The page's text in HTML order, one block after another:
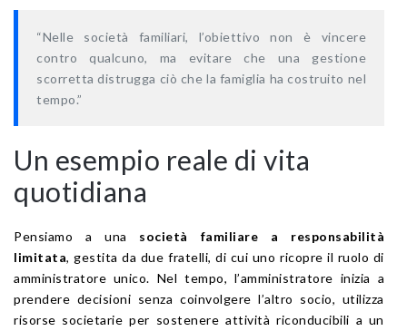
“Nelle società familiari, l’obiettivo non è vincere
contro qualcuno, ma evitare che una gestione
scorretta distrugga ciò che la famiglia ha costruito nel
tempo.”
Un esempio reale di vita
quotidiana
Pensiamo a una società familiare a responsabilità
limitata, gestita da due fratelli, di cui uno ricopre il ruolo di
amministratore unico. Nel tempo, l’amministratore inizia a
prendere decisioni senza coinvolgere l’altro socio, utilizza
risorse societarie per sostenere attività riconducibili a un